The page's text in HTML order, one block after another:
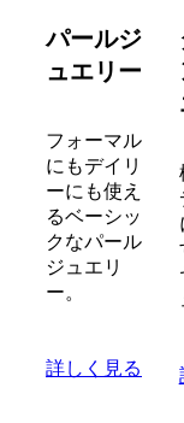
パールジ
ュエリー
フォーマル
にもデイリ
ーにも使え
るベーシッ
クなパール
ジュエリ
ー。
詳しく見る